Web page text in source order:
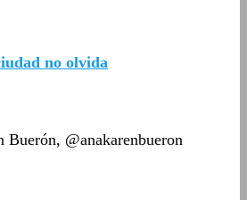
no olvida
@anakarenbueron